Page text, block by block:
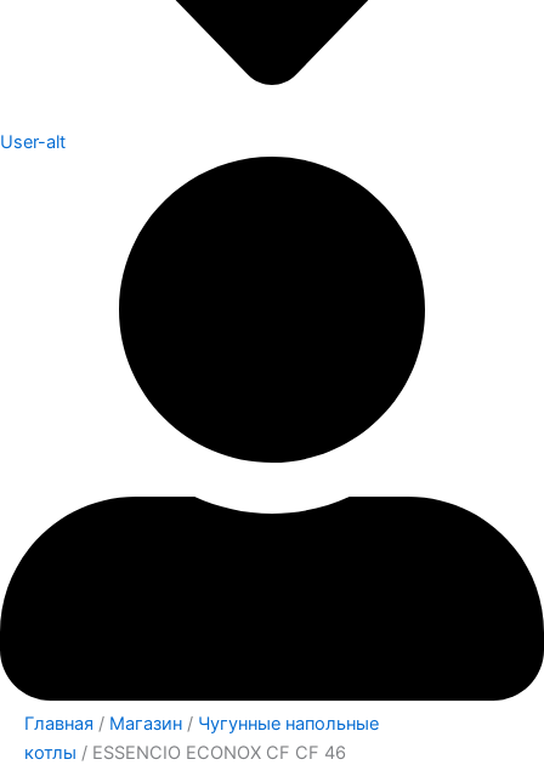
User-alt
Главная / Магазин / Чугунные напольные
котлы / ESSENCIO ECONOX CF CF 46